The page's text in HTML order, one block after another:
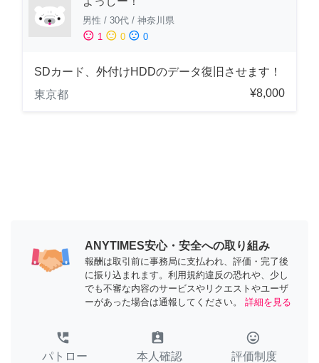
男性 / 30代 / 神奈川県
sentiment_satisfied 1 sentiment_neutral 0 sentiment_dissatisfied 0
SDカード、外付けHDDのデータ復旧させます！
東京都
¥8,000
ANYTIMES安心・安全への取り組み
報酬は取引前に事務局に支払われ、評価・完了後
に振り込まれます。利用規約違反の恐れや、少し
でも不審な内容のサービスやリクエストやユーザ
ーがあった場合は通報してください。
詳細を見る
perm_phone_msg
パトロー
assignment_ind
本人確認
tag_faces
評価制度